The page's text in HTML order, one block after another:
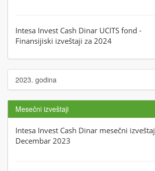
Intesa Invest Cash Dinar UCITS fond -
Finansijiski izveštaji za 2024
2023. godina
Mesečni izveštaji
Intesa Invest Cash Dinar mesečni izveštaj
Decembar 2023